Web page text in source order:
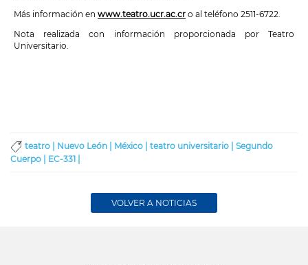
Más información en www.teatro.ucr.ac.cr o al teléfono 2511-6722.
Nota realizada con información proporcionada por Teatro
Universitario.
teatro | Nuevo León | México | teatro universitario | Segundo
Cuerpo | EC-331 |
VOLVER A NOTICIAS